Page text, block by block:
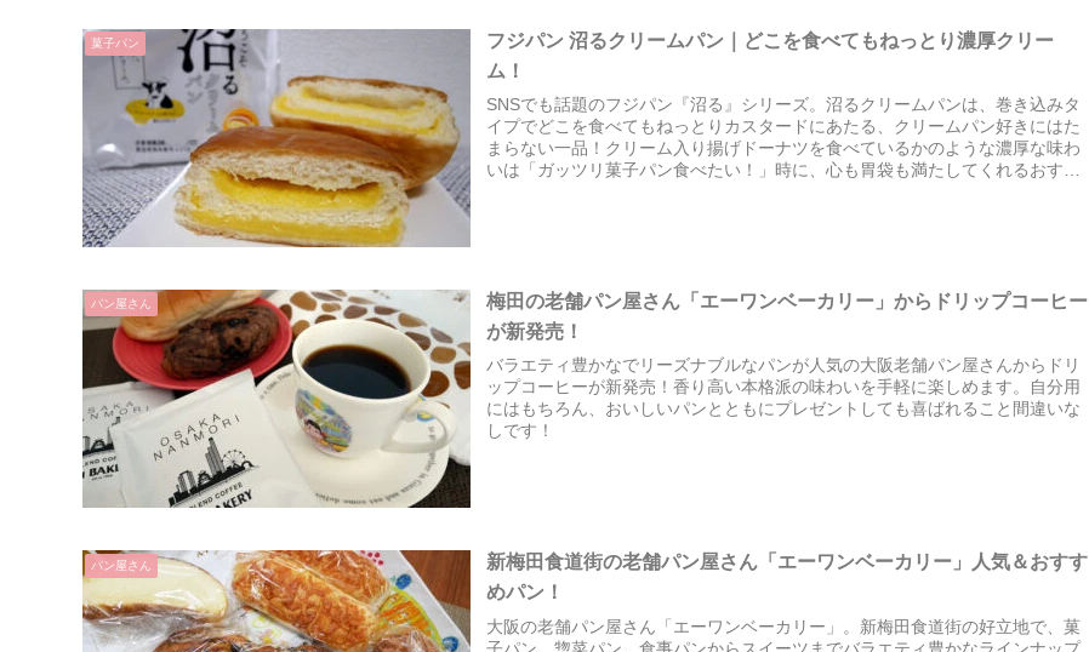
菓子パン
フジパン 沼るクリームパン｜どこを食べてもねっとり濃厚クリー
ム！
SNSでも話題のフジパン『沼る』シリーズ。沼るクリームパンは、巻き込みタ
イプでどこを食べてもねっとりカスタードにあたる、クリームパン好きにはた
まらない一品！クリーム入り揚げドーナツを食べているかのような濃厚な味わ
いは「ガッツリ菓子パン食べたい！」時に、心も胃袋も満たしてくれるおすす
パン屋さん
梅田の老舗パン屋さん「エーワンベーカリー」からドリップコーヒー
が新発売！
バラエティ豊かなでリーズナブルなパンが人気の大阪老舗パン屋さんからドリ
ップコーヒーが新発売！香り高い本格派の味わいを手軽に楽しめます。自分用
にはもちろん、おいしいパンとともにプレゼントしても喜ばれること間違いな
しです！
パン屋さん
新梅田食道街の老舗パン屋さん「エーワンベーカリー」人気＆おすす
めパン！
大阪の老舗パン屋さん「エーワンベーカリー」。新梅田食道街の好立地で、菓
子パン、惣菜パン、食事パンからスイーツまでバラエティ豊かなラインナップ